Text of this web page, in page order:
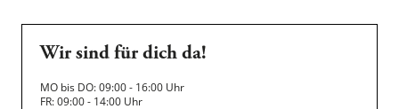
Wir sind für dich da!
MO bis DO: 09:00 - 16:00 Uhr
FR: 09:00 - 14:00 Uhr